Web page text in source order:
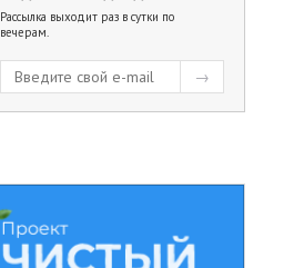
Рассылка выходит раз в сутки по
вечерам.